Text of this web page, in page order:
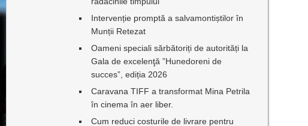
Intervenție promptă a salvamontiștilor în
Munții Retezat
Oameni speciali sărbătoriți de autorități la
Gala de excelenţă ”Hunedoreni de
succes”, ediția 2026
Caravana TIFF a transformat Mina Petrila
în cinema în aer liber.
Cum reduci costurile de livrare pentru